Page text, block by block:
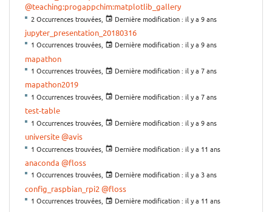
@teaching:progappchim:matplotlib_gallery
2 Occurrences trouvées, Dernière modification : il y a 9 ans
jupyter_presentation_20180316
1 Occurrences trouvées, Dernière modification : il y a 9 ans
mapathon
1 Occurrences trouvées, Dernière modification : il y a 7 ans
mapathon2019
1 Occurrences trouvées, Dernière modification : il y a 7 ans
test-table
1 Occurrences trouvées, Dernière modification : il y a 9 ans
universite@avis
1 Occurrences trouvées, Dernière modification : il y a 11 ans
anaconda @floss
1 Occurrences trouvées, Dernière modification : il y a 3 ans
config_raspbian_rpi2 @floss
1 Occurrences trouvées, Dernière modification : il y a 11 ans